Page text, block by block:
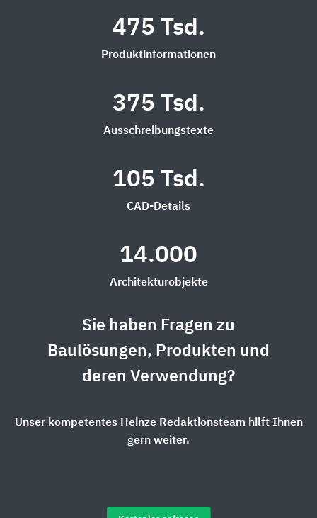
475 Tsd.
Produktinformationen
375 Tsd.
Ausschreibungstexte
105 Tsd.
CAD-Details
14.000
Architekturobjekte
Sie haben Fragen zu
Baulösungen, Produkten und
deren Verwendung?
Unser kompetentes Heinze Redaktionsteam hilft Ihnen
gern weiter.